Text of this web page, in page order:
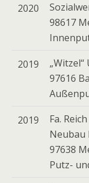
2020
98617
2019
97616
2019
Fa. Reich
Neubau
97638
Putz-